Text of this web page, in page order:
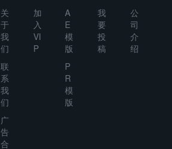
关
于
我
们
联
系
我
们
广
告
合
加
入
VI
P
A
E
模
版
P
R
模
版
我
要
投
稿
公
司
介
绍